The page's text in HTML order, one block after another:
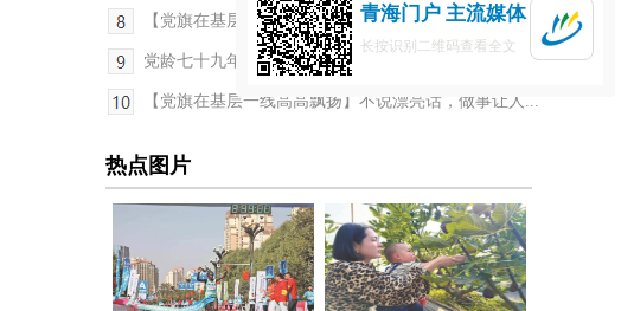
【党旗在基层一线高高飘扬】从质疑声中走来，用实...
党龄七十九年，一心向党七十九载——记九十七岁抗...
【党旗在基层一线高高飘扬】不说漂亮话，做事让人...
热点图片
青海门户 主流媒体
长按识别二维码查看全文